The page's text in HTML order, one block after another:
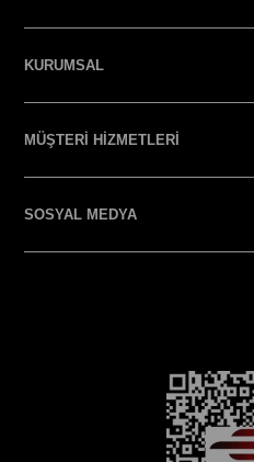
KURUMSAL
MÜŞTERİ HİZMETLERİ
SOSYAL MEDYA